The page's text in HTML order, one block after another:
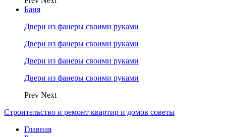
Баня
Двери из фанеры своими руками
Двери из фанеры своими руками
Двери из фанеры своими руками
Двери из фанеры своими руками
Prev Next
Строительство и ремонт квартир и домов советы
Главная